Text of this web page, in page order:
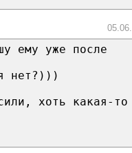
ему уже после
нет?)))
хоть какая-то